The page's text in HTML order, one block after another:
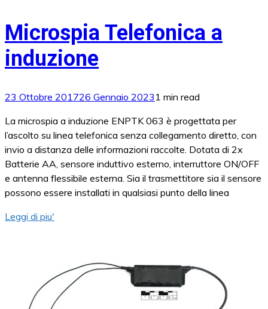
Microspia Telefonica a
induzione
23 Ottobre 201726 Gennaio 2023 1 min read
La microspia a induzione ENPTK 063 è progettata per
l’ascolto su linea telefonica senza collegamento diretto, con
invio a distanza delle informazioni raccolte. Dotata di 2x
Batterie AA, sensore induttivo esterno, interruttore ON/OFF
e antenna flessibile esterna. Sia il trasmettitore sia il sensore
possono essere installati in qualsiasi punto della linea
Leggi di piu'